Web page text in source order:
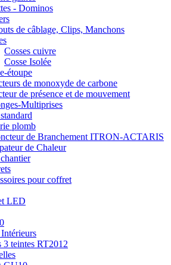
- Dominos
de câblage, Clips, Manchons
Cosses cuivre
Cosse Isolée
étoupe
de monoxyde de carbone
de présence et de mouvement
Multiprises
plomb
de Branchement ITRON-ACTARIS
de Chaleur
pour coffret
LED
3 teintes RT2012